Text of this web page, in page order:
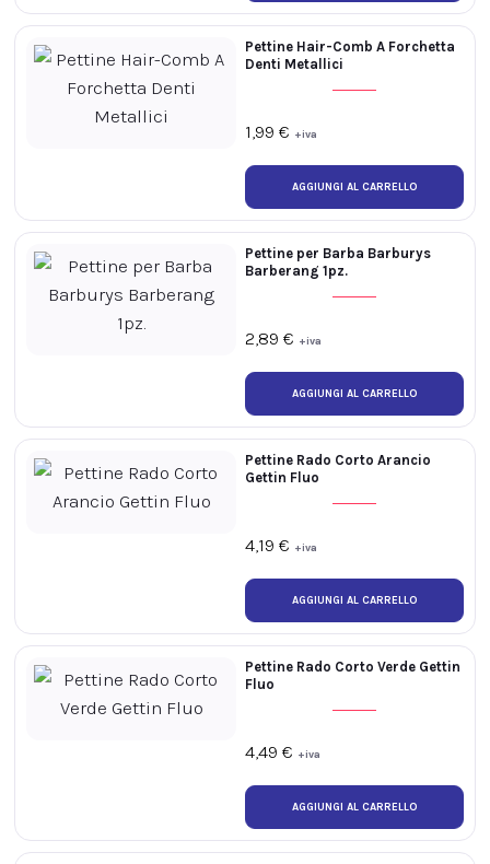
1,99 € +iva
Pettine Hair-Comb A Forchetta
Denti Metallici
2,89 € +iva
Pettine per Barba Barburys
Barberang 1pz.
4,19 € +iva
Pettine Rado Corto Arancio
Gettin Fluo
4,49 € +iva
Pettine Rado Corto Verde Gettin
Fluo